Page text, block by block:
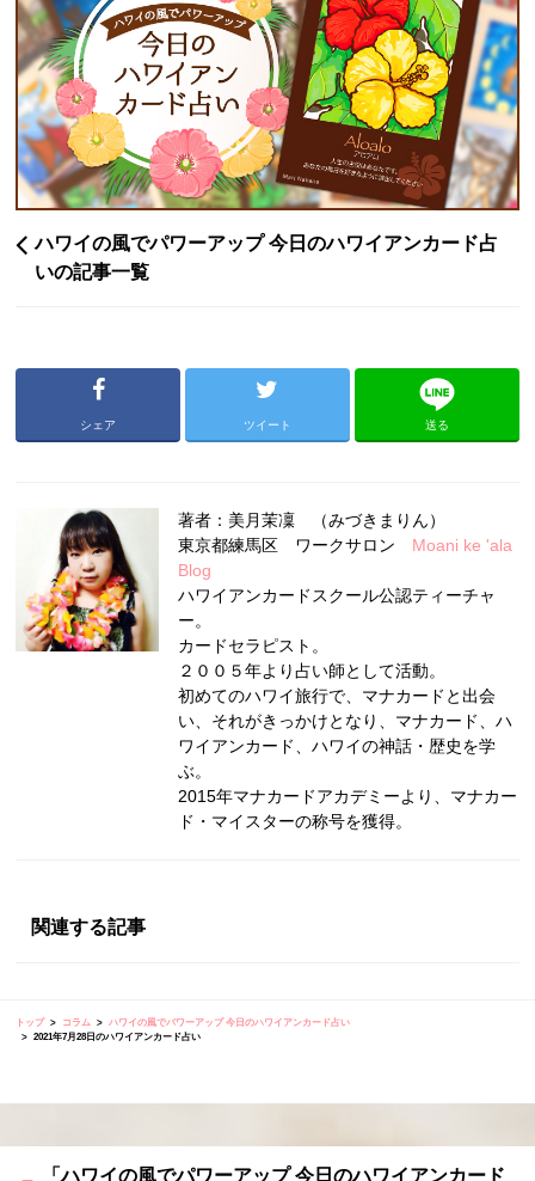
ハワイの風でパワーアップ 今日のハワイアンカード占
いの記事一覧
シェア ツイート 送る
著者：美月茉凜 （みづきまりん）
東京都練馬区 ワークサロン Moani ke 'ala
Blog
ハワイアンカードスクール公認ティーチャ
ー。
カードセラピスト。
２００５年より占い師として活動。
初めてのハワイ旅行で、マナカードと出会
い、それがきっかけとなり、マナカード、ハ
ワイアンカード、ハワイの神話・歴史を学
ぶ。
2015年マナカードアカデミーより、マナカー
ド・マイスターの称号を獲得。
関連する記事
トップ コラム
ハワイの風でパワーアップ 今日のハワイアンカード占い
2021年7月28日のハワイアンカード占い
「ハワイの風でパワーアップ 今日のハワイアンカード